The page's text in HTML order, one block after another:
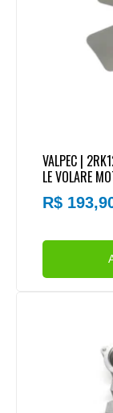
VALPEC |
LE VOLARE
R$